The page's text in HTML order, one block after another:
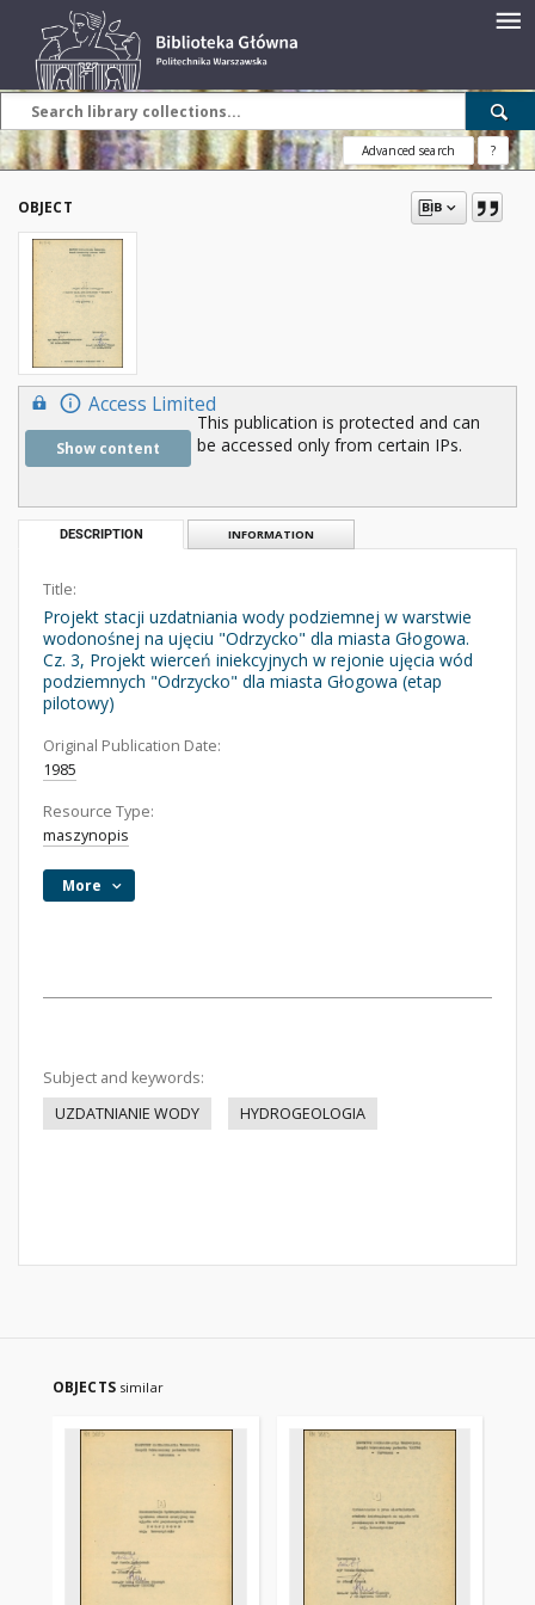
Advanced search ?
OBJECT
Access Limited
Show content
This publication is protected and can
be accessed only from certain IPs.
DESCRIPTION INFORMATION
Title:
Projekt stacji uzdatniania wody podziemnej w warstwie
wodonośnej na ujęciu "Odrzycko" dla miasta Głogowa.
Cz. 3, Projekt wierceń iniekcyjnych w rejonie ujęcia wód
podziemnych "Odrzycko" dla miasta Głogowa (etap
pilotowy)
Original Publication Date:
1985
Resource Type:
maszynopis
More
Subject and keywords:
UZDATNIANIE WODY
HYDROGEOLOGIA
OBJECTS similar